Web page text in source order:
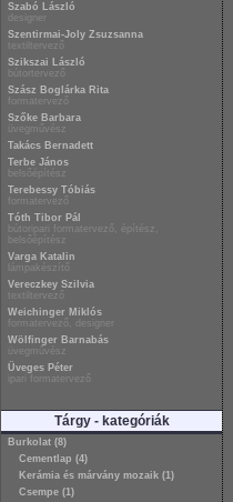
Szabó László
designer
Szentirmai-Joly Zsuzsanna
textiltervező
Szikszai László
bútortervező
Szász Boglárka Rita
formatervező
Szőke Barbara
üvegművész
Takács Bernadett
Terbe János
belsőépítész
Terebessy Tóbiás
formatervező
Tóth Tibor Pál
bútoripari formatervező, építész,
belsőépítész
Varga Katalin
lámpakészítő
Vereczkey Szilvia
textiltervező
Weichinger Miklós
formatervező, designer
Wölfinger Barnabás
üvegművész
Üveges Péter
ipari formatervező
Tárgy - kategóriák
Burkolat (8)
Cementlap (4)
Kerámia és márvány mozaik (1)
Csempe (1)